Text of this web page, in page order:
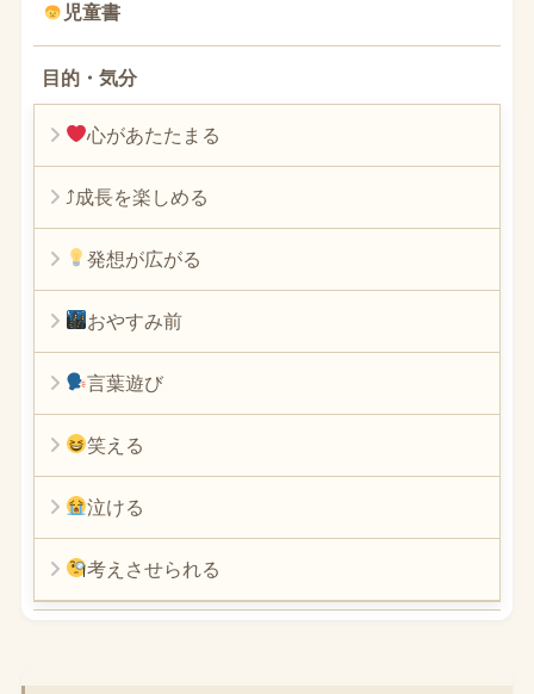
児童書
目的・気分
心があたたまる
⤴︎成長を楽しめる
発想が広がる
おやすみ前
言葉遊び
笑える
泣ける
考えさせられる